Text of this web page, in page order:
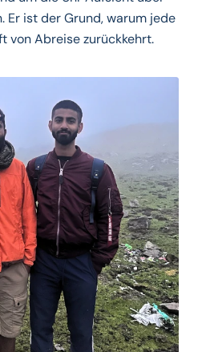
Er ist der Grund, warum jede
von Abreise zurückkehrt.